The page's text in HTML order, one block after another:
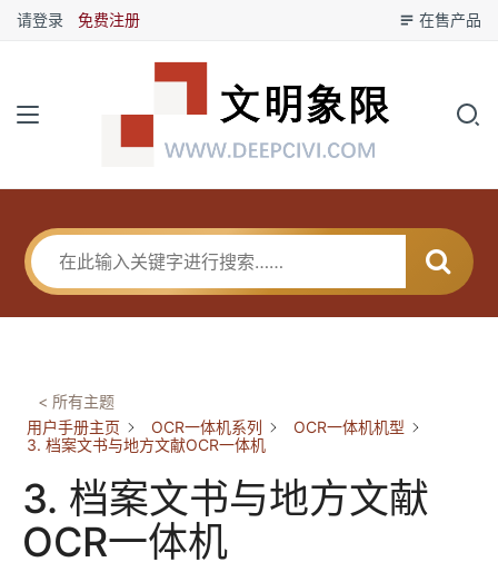
请登录 免费注册 在售产品
< 所有主题
用户手册主页
OCR一体机系列
OCR一体机机型
3. 档案文书与地方文献OCR一体机
3. 档案文书与地方文献
OCR一体机